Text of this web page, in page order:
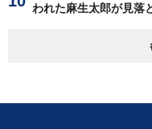
われた麻生太郎が見落